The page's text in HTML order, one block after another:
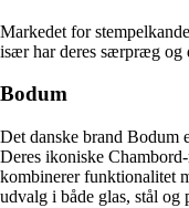
Markedet for
især har deres særpræg og
Bodum
Det danske brand Bodum
Deres ikoniske
kombinerer funktionalitet
udvalg i både glas, stål og